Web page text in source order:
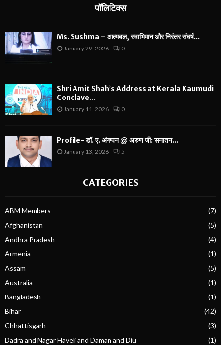
पॉलिटिक्स
Ms. Sushma – आत्मबल, स्वाभिमान और निरंतर संघर्ष...
January 29, 2026 0
Shri Amit Shah’s Address at Kerala Kaumudi
Conclave...
January 11, 2026 0
Profile- डॉ. ए. अंगप्पन @ अरुण जी: सनातन...
January 13, 2026 5
CATEGORIES
ABM Members
(7)
Afghanistan
(5)
Andhra Pradesh
(4)
Armenia
(1)
Assam
(5)
Australia
(1)
Bangladesh
(1)
Bihar
(42)
Chhattisgarh
(3)
Dadra and Nagar Haveli and Daman and Diu
(1)